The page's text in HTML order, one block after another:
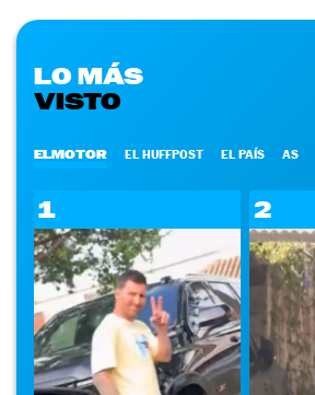
LO MÁS
VISTO
ELMOTOR EL HUFFPOST EL PAÍS AS
1 2